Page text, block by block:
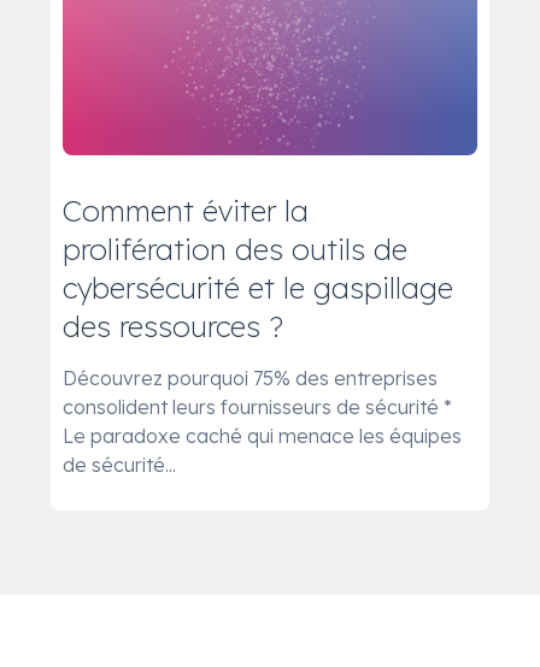
Comment éviter la
prolifération des outils de
cybersécurité et le gaspillage
des ressources ?
Découvrez pourquoi 75% des entreprises
consolident leurs fournisseurs de sécurité *
Le paradoxe caché qui menace les équipes
de sécurité...